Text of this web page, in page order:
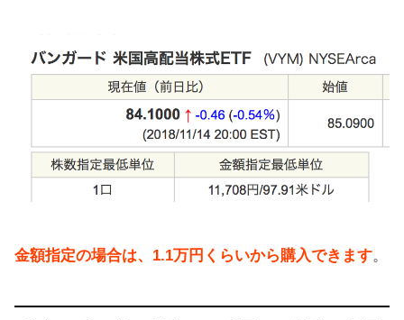
金額指定の場合は、1.1万円くらいから購入できます。